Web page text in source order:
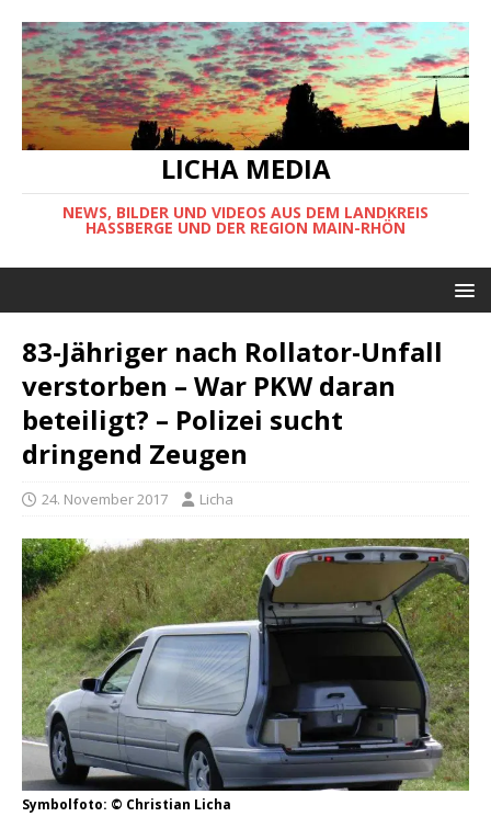
LICHA MEDIA
NEWS, BILDER UND VIDEOS AUS DEM LANDKREIS
HASSBERGE UND DER REGION MAIN-RHÖN
83-Jähriger nach Rollator-Unfall
verstorben – War PKW daran
beteiligt? – Polizei sucht
dringend Zeugen
24. November 2017 Licha
Symbolfoto: © Christian Licha